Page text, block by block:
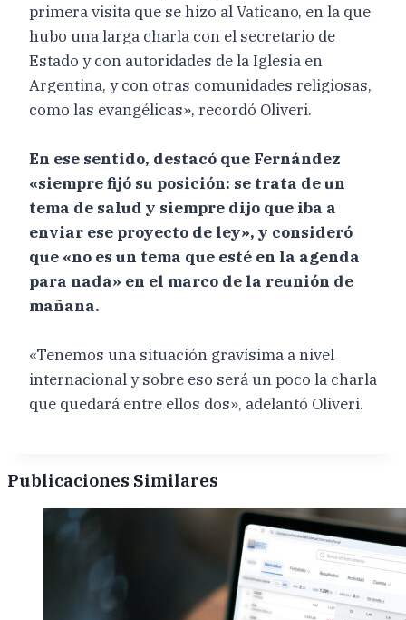
primera visita que se hizo al Vaticano, en la que
hubo una larga charla con el secretario de
Estado y con autoridades de la Iglesia en
Argentina, y con otras comunidades religiosas,
como las evangélicas», recordó Oliveri.
En ese sentido, destacó que Fernández
«siempre fijó su posición: se trata de un
tema de salud y siempre dijo que iba a
enviar ese proyecto de ley», y consideró
que «no es un tema que esté en la agenda
para nada» en el marco de la reunión de
mañana.
«Tenemos una situación gravísima a nivel
internacional y sobre eso será un poco la charla
que quedará entre ellos dos», adelantó Oliveri.
Publicaciones Similares